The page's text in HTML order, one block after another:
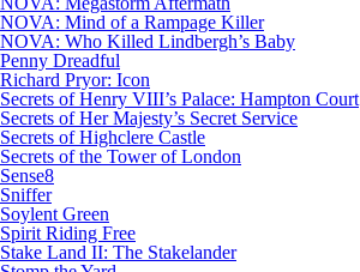
NOVA: Mind of a Rampage Killer
NOVA: Who Killed Lindbergh’s Baby
Penny Dreadful
Richard Pryor: Icon
Secrets of Henry VIII’s Palace: Hampton Court
Secrets of Her Majesty’s Secret Service
Secrets of Highclere Castle
Secrets of the Tower of London
Sense8
Sniffer
Soylent Green
Spirit Riding Free
Stake Land II: The Stakelander